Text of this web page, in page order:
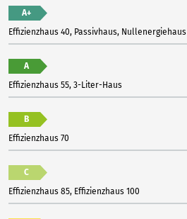
A+
Effizienzhaus 40, Passivhaus, Nullenergiehaus
A
Effizienzhaus 55, 3-Liter-Haus
B
Effizienzhaus 70
C
Effizienzhaus 85, Effizienzhaus 100